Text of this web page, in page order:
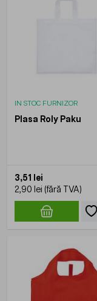
IN STOC FURNIZOR
Plasa Roly Paku
3,51 lei
2,90 lei